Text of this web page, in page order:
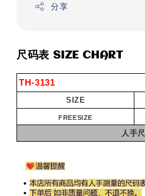
分享
尺码表 SIZE CHART
TH-3131
SIZE
FREESIZE
人手